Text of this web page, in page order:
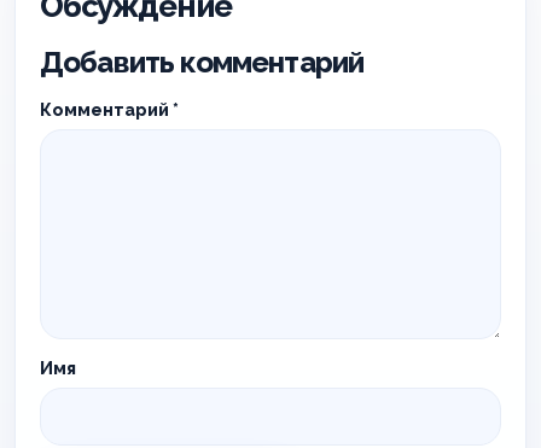
Добавить комментарий
Комментарий *
Имя